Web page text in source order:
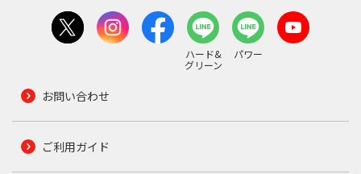
ハード&
グリーン
パワー
お問い合わせ
ご利用ガイド